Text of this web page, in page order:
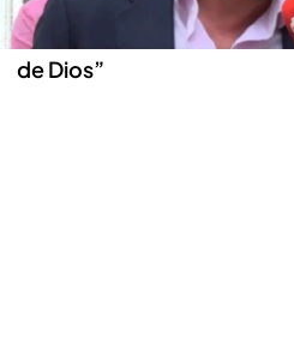
de Zapatero y cuando
de Dios”